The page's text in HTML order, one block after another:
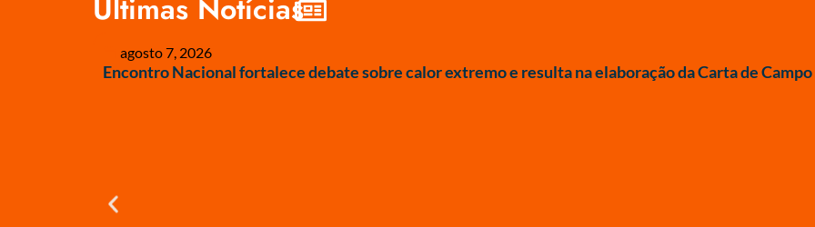
Últimas Notícias
agosto 7, 2026
Encontro Nacional fortalece debate sobre calor extremo e resulta na elaboração da Carta de Campo